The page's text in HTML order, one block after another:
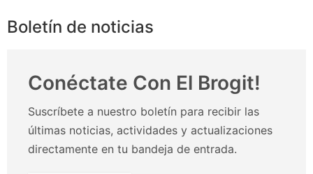
Boletín de noticias
Conéctate Con El Brogit!
Suscríbete a nuestro boletín para recibir las
últimas noticias, actividades y actualizaciones
directamente en tu bandeja de entrada.